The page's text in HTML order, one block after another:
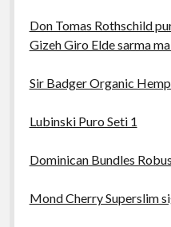
Don Tomas Rothschild
Gizeh Giro Elde sarma
Sir Badger Organic Hemp
Lubinski Puro Seti 1
Dominican Bundles
Mond Cherry Superslim